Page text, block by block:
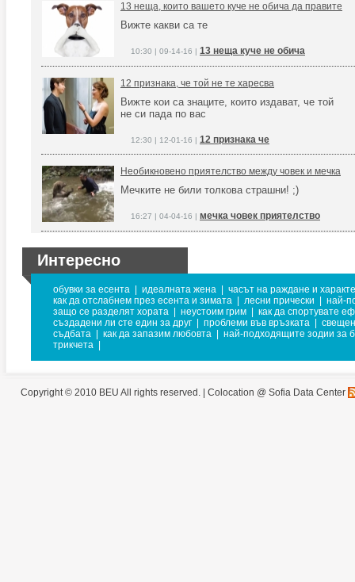
13 неща, които вашето куче не обича да правите
Вижте какви са те
10:30 | 09-14-16 | 13 неща куче не обича
12 признака, че той не те харесва
Вижте кои са знаците, които издават, че той
не си пада по вас
12:30 | 12-01-16 | 12 признака че
Необикновено приятелство между човек и мечка
Мечките не били толкова страшни! ;)
16:27 | 04-04-16 | мечка човек приятелство
Интересно
обувки за есента идеалната жена
часът на раждане и
как да отслабнем през есента и зимата
лесни прически
най-
защо се разделят хората
неустоим грим
как да спортувате
създадени ли сте един за друг
проблеми във връзката
съдбата
как да запазим любовта
най-подходящите зодии за
трикчета
Copyright © 2010 BEU All rights reserved. | Colocation @ Sofia Data Center